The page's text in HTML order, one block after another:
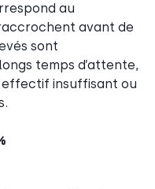
au
avant de
sont
temps d’attente,
effectif insuffisant ou